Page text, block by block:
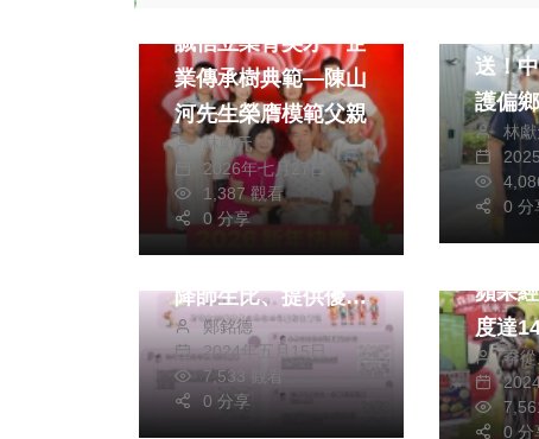
誠信立業育英才 企
業傳承樹典範—陳山
河先生榮膺模範父親
林獻元
2026年七月27日
1,387 觀看
0 分享
送！
護偏鄉 整體服
意度
林
0 分
文教
新竹市公共化幼兒園
招生在即 高虹安：
降師生比、提供優質
教保服務
鄭銘德
2024年五月15日
7,533 觀看
0 分享
生活
綜合
蘋果
度達
季
0 分